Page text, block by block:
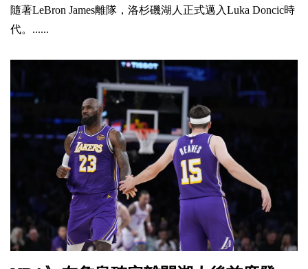
隨著LeBron James離隊，洛杉磯湖人正式邁入Luka Doncic時
代。......